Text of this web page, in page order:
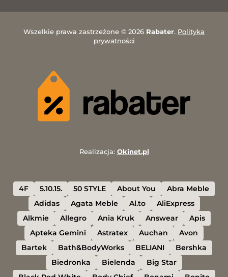
Wszelkie prawa zastrzeżone © 2026 Rabater. Polityka
prywatności
Realizacja: Okinet.pl
4F 5.10.15. 50 STYLE About You
Abra Meble
Adidas
Agata Meble Al.to
AliExpress
Alkmie
Allegro Ania Kruk Answear
Apis
Apteka Gemini
Astratex Auchan
Avon
Bartek
Bath&BodyWorks BELIANI
Bershka
Biedronka
Bielenda
Big Star